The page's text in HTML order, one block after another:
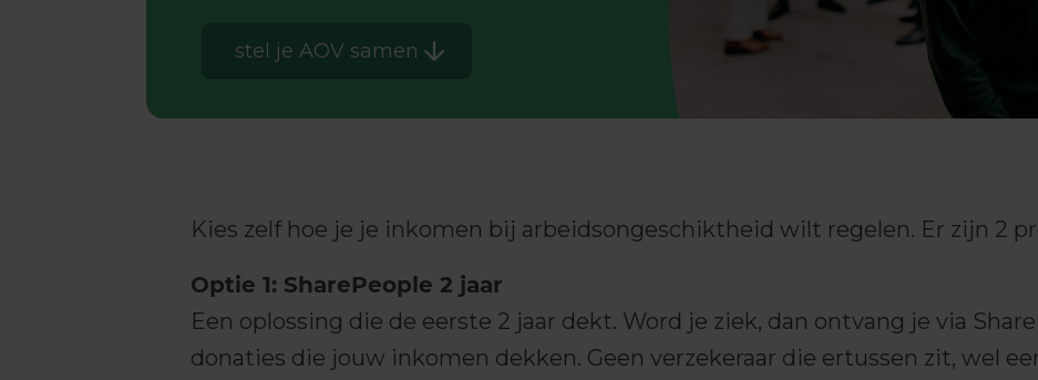
stel je AOV samen
Kies zelf hoe je je inkomen bij arbeidsongeschiktheid wilt regelen. Er zijn 2
Optie 1: SharePeople 2 jaar
Een oplossing die de eerste 2 jaar dekt. Word je ziek, dan ontvang je via
donaties die jouw inkomen dekken. Geen verzekeraar die ertussen zit, wel